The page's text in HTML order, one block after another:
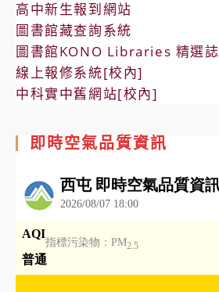
高中新生報到網站
圖書館藏查詢系統
圖書館KONO Libraries 精選誌
線上報修系統[校內]
中科實中舊網站[校內]
即時空氣品質資訊